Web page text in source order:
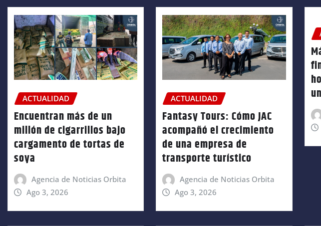
ACTUALIDAD
Encuentran más de un
millón de cigarrillos bajo
cargamento de tortas de
soya
Agencia de Noticias Orbita
Ago 3, 2026
ACTUALIDAD
Fantasy Tours: Cómo JAC
acompañó el crecimiento
de una empresa de
transporte turístico
Agencia de Noticias Orbita
Ago 3, 2026